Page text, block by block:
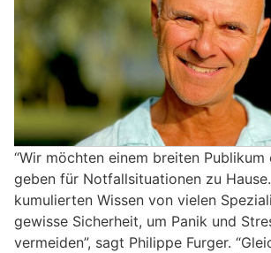
“Wir möchten einem breiten Publikum
geben für Notfallsituationen zu
kumulierten Wissen von vielen
gewisse Sicherheit, um Panik und
vermeiden”, sagt Philippe Furger.